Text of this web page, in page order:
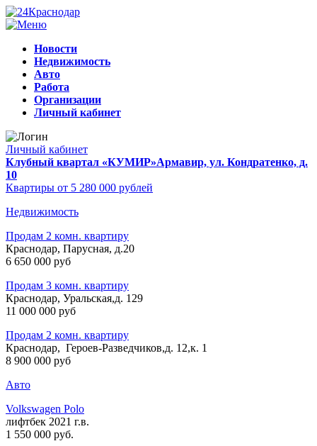
Новости
Недвижимость
Авто
Работа
Организации
Личный кабинет
Личный кабинет
Клубный квартал «КУМИР»Армавир, ул. Кондратенко, д.
10
Квартиры от 5 280 000 рублей
Недвижимость
Продам 2 комн. квартиру
Краснодар, Парусная, д.20
6 650 000 руб
Продам 3 комн. квартиру
Краснодар, Уральская,д. 129
11 000 000 руб
Продам 2 комн. квартиру
Краснодар, Героев-Разведчиков,д. 12,к. 1
8 900 000 руб
Авто
Volkswagen Polo
лифтбек 2021 г.в.
1 550 000 руб.